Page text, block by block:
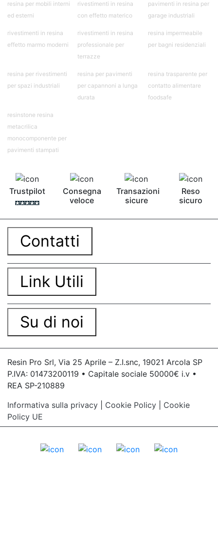
resina per mobili interni
ed esterni
rivestimenti in resina
con effetto materico
pavimenti in resina per
garage industriali
rivestimenti in resina
effetto marmo moderni
rivestimenti in resina
professionale per
terrazze
resina impermeabile
per bagni residenziali
resina per rivestimenti
per spazi industriali
resina per pavimenti
per capannoni a lunga
durata
resina trasparente per
contatto alimentare
foodsafe
resinstone resina
metacrilica
monocomponente per
pavimenti stampati
Trustpilot
Consegna
veloce
Transazioni
sicure
Reso
sicuro
Contatti
Link Utili
Su di noi
Resin Pro Srl, Via 25 Aprile – Z.I.snc, 19021 Arcola SP
P.IVA: 01473200119 • Capitale sociale 50000€ i.v •
REA SP-210889
Informativa sulla privacy
Cookie Policy
Cookie
Policy UE